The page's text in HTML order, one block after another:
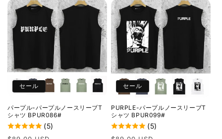
セール
パープル-パープルノースリーブT
シャツ BPUR086#
(5)
セール
PURPLE-パープルノースリーブT
シャツ BPUR099#
(5)